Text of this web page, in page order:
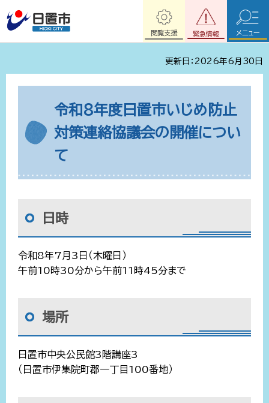
緊急情報
閲覧支援 メニュー
更新日：2026年6月30日
令和8年度日置市いじめ防止
対策連絡協議会の開催につい
て
日時
令和8年7月3日（木曜日）
午前10時30分から午前11時45分まで
場所
日置市中央公民館3階講座3
（日置市伊集院町郡一丁目100番地）